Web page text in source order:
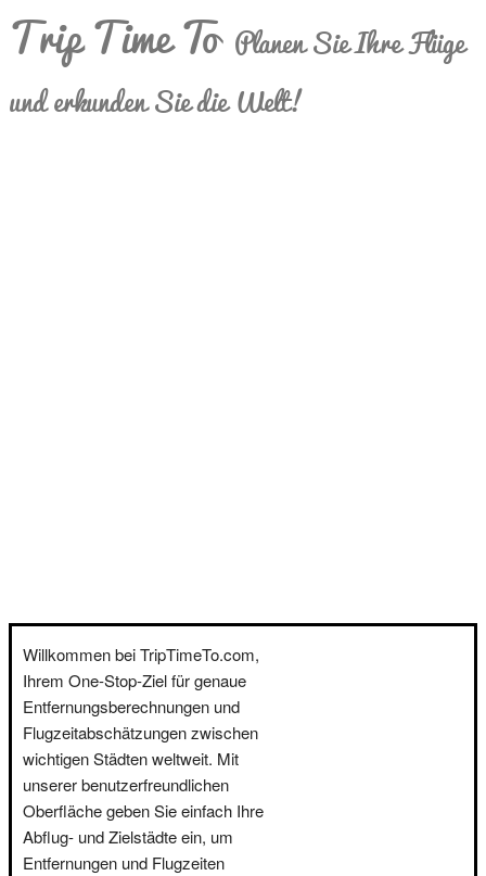
Trip Time To Planen Sie Ihre Flüge
und erkunden Sie die Welt!
Willkommen bei TripTimeTo.com,
Ihrem One-Stop-Ziel für genaue
Entfernungsberechnungen und
Flugzeitabschätzungen zwischen
wichtigen Städten weltweit. Mit
unserer benutzerfreundlichen
Oberfläche geben Sie einfach Ihre
Abflug- und Zielstädte ein, um
Entfernungen und Flugzeiten